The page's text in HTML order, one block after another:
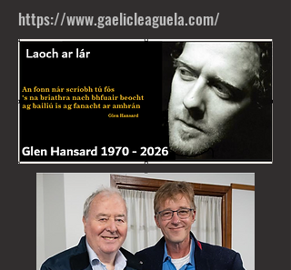
https://www.gaelicleaguela.com/